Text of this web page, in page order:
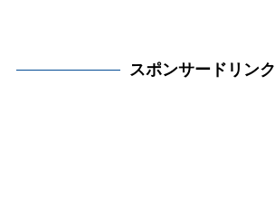
スポンサードリンク